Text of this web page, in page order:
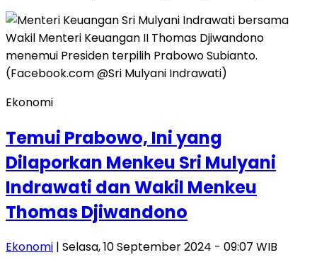
Ekonomi
Temui Prabowo, Ini yang
Dilaporkan Menkeu Sri Mulyani
Indrawati dan Wakil Menkeu
Thomas Djiwandono
Ekonomi | Selasa, 10 September 2024 - 09:07 WIB